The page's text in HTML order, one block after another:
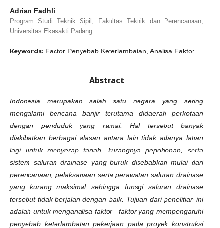
Adrian Fadhli
Program Studi Teknik Sipil, Fakultas Teknik dan Perencanaan,
Universitas Ekasakti Padang
Keywords: Factor Penyebab Keterlambatan, Analisa Faktor
Abstract
Indonesia merupakan salah satu negara yang sering
mengalami bencana banjir terutama didaerah perkotaan
dengan penduduk yang ramai. Hal tersebut banyak
diakibatkan berbagai alasan antara lain tidak adanya lahan
lagi untuk menyerap tanah, kurangnya pepohonan, serta
sistem saluran drainase yang buruk disebabkan mulai dari
perencanaan, pelaksanaan serta perawatan saluran drainase
yang kurang maksimal sehingga funsgi saluran drainase
tersebut tidak berjalan dengan baik. Tujuan dari penelitian ini
adalah untuk menganalisa faktor –faktor yang mempengaruhi
penyebab keterlambatan pekerjaan pada proyek konstruksi